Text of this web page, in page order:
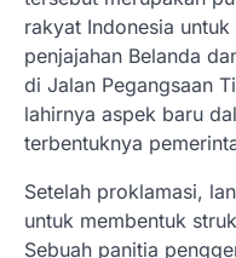
rakyat Indonesia
penjajahan Belanda
di Jalan Pegangsaan
lahirnya aspek baru
terbentuknya
Setelah proklamasi,
untuk membentuk
Sebuah panitia